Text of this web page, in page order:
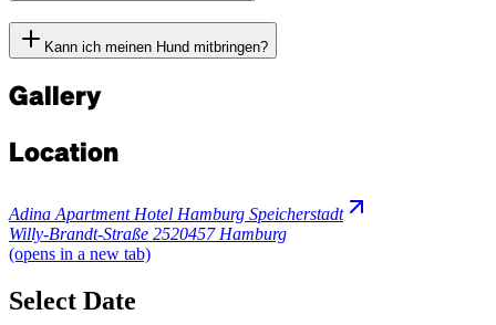
Kann ich meinen Hund mitbringen?
Gallery
Location
Adina Apartment Hotel Hamburg Speicherstadt
Willy-Brandt-Straße 2520457 Hamburg
(opens in a new tab)
Select Date